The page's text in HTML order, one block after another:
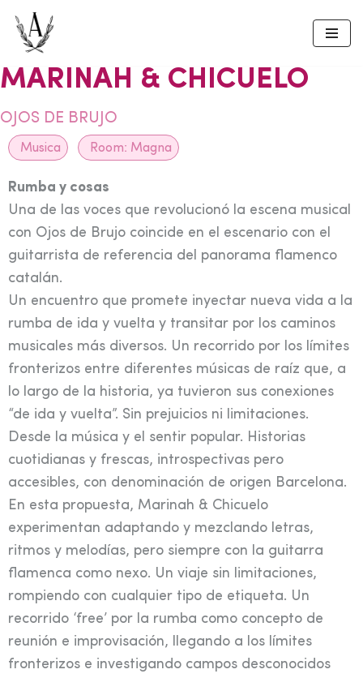
Skip
to
content
MARINAH & CHICUELO
OJOS DE BRUJO
Musica Room: Magna
Rumba y cosas
Una de las voces que revolucionó la escena musical
con Ojos de Brujo coincide en el escenario con el
guitarrista de referencia del panorama flamenco
catalán.
Un encuentro que promete inyectar nueva vida a la
rumba de ida y vuelta y transitar por los caminos
musicales más diversos. Un recorrido por los límites
fronterizos entre diferentes músicas de raíz que, a
lo largo de la historia, ya tuvieron sus conexiones
“de ida y vuelta”. Sin prejuicios ni limitaciones.
Desde la música y el sentir popular. Historias
cuotidianas y frescas, introspectivas pero
accesibles, con denominación de origen Barcelona.
En esta propuesta, Marinah & Chicuelo
experimentan adaptando y mezclando letras,
ritmos y melodías, pero siempre con la guitarra
flamenca como nexo. Un viaje sin limitaciones,
rompiendo con cualquier tipo de etiqueta. Un
recorrido ‘free’ por la rumba como concepto de
reunión e improvisación, llegando a los límites
fronterizos e investigando campos desconocidos